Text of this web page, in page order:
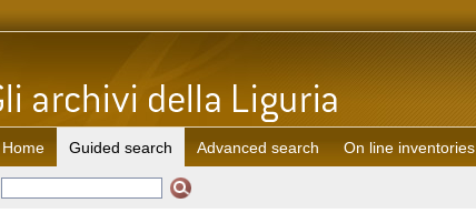
Home Guided search Advanced search On line inventories